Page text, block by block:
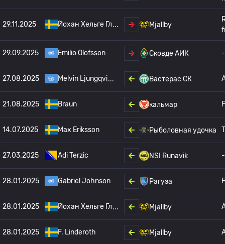
29.11.2025 Йохан Хельге Гл Mjallby
29.09.2025 Emilio Olofsson Сковде АИК -
27.08.2025 Melvin Ljungqvi Вастерас СК
21.08.2025 Braun кальмар
14.07.2025 Max Eriksson Рыболовная удочка
27.03.2025 Adi Terzic NSI Runavik -
28.01.2025 Gabriel Johnson Рагуза
28.01.2025 Йохан Хельге Гл Mjallby
28.01.2025 F. Linderoth Mjallby